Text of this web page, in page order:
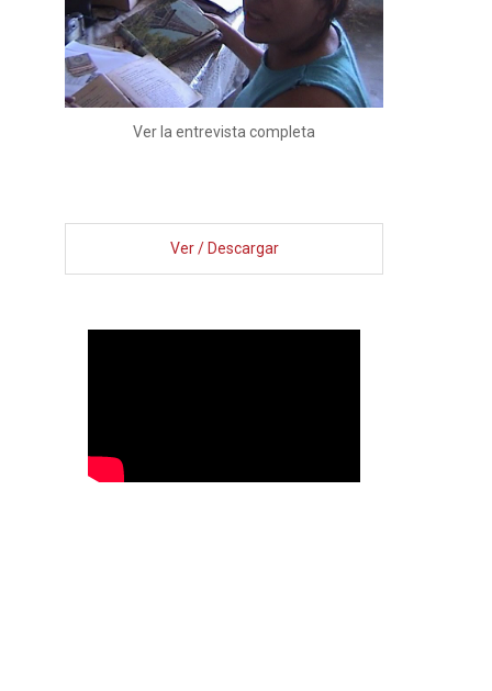
Ver la entrevista completa
Ver / Descargar